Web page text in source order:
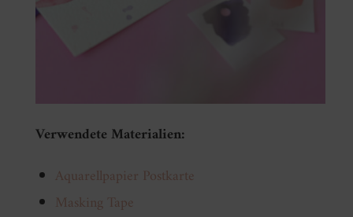
Verwendete Materialien:
Aquarellpapier Postkarte
Masking Tape